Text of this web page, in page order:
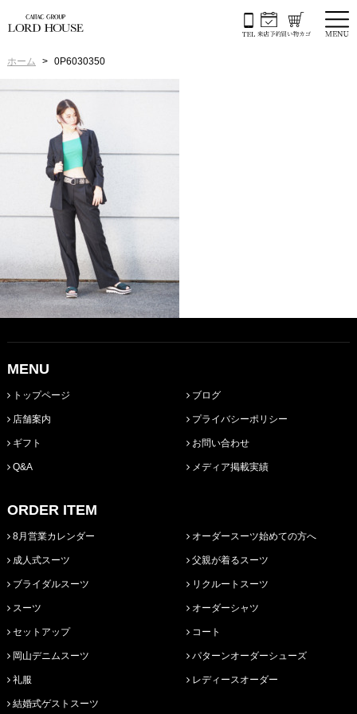
ホーム 0P6030350
MENU
トップページ
店舗案内
ギフト
Q&A
ブログ
プライバシーポリシー
お問い合わせ
メディア掲載実績
ORDER ITEM
8月営業カレンダー
成人式スーツ
ブライダルスーツ
スーツ
セットアップ
岡山デニムスーツ
礼服
結婚式ゲストスーツ
オーダースーツ始めての方へ
父親が着るスーツ
リクルートスーツ
オーダーシャツ
コート
パターンオーダーシューズ
レディースオーダー